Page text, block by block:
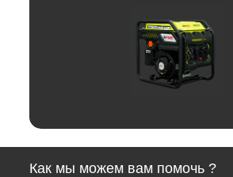
Linkedin Facebook
Отзывы
Как мы можем вам помочь ?